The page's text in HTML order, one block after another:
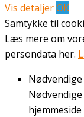
Vis detaljerOK
Samtykke til
Læs mere om
persondata her.
Nødvendige